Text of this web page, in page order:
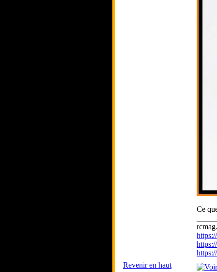
Ce
Revenir en haut